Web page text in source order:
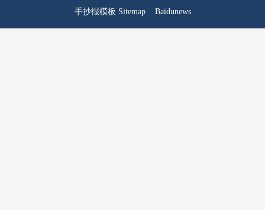
手抄报模板 Sitemap Baidunews